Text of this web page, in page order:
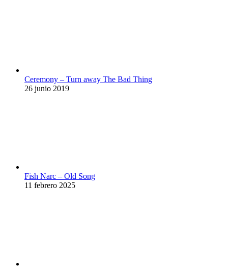
Ceremony – Turn away The Bad Thing
26 junio 2019
Fish Narc – Old Song
11 febrero 2025